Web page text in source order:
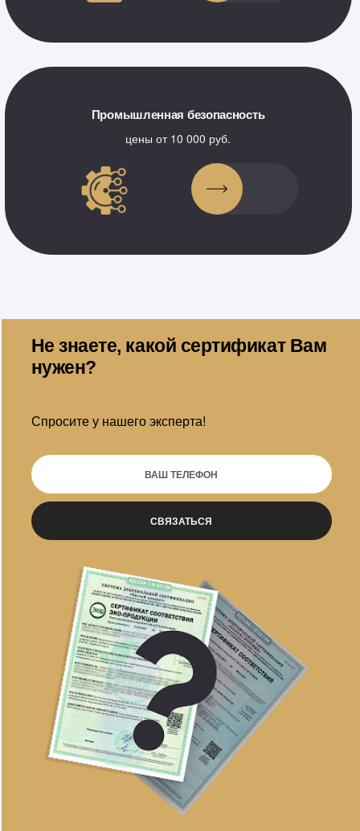
Промышленная безопасность
цены от 10 000 руб.
Не знаете, какой сертификат Вам
нужен?
Спросите у нашего эксперта!